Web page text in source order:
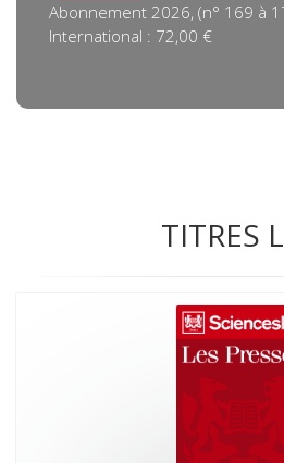
Abonnement 2026, (n° 169 à
International : 72,00 €
TITRES